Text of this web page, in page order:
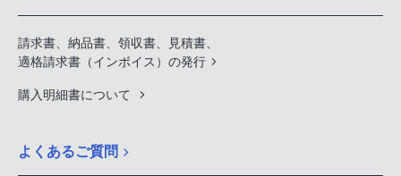
請求書、納品書、領収書、見積書、
適格請求書（インボイス）の発行
購入明細書について
よくあるご質問